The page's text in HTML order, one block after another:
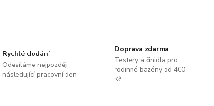
Rychlé dodání
Odesíláme nejpozději
následující pracovní den
Doprava zdarma
Testery a činidla pro
rodinné bazény od 400
Kč